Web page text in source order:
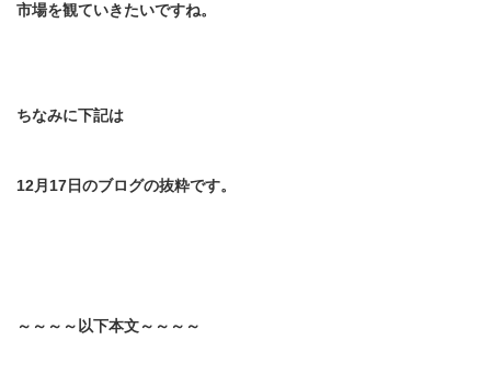
市場を観ていきたいですね。
ちなみに下記は
12月 17日のブログの抜粋です。
～～～～以下本文～～～～